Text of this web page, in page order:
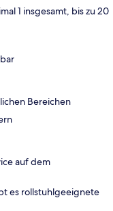
1 insgesamt, bis zu 20
Bereichen
auf dem
es rollstuhlgeeignete